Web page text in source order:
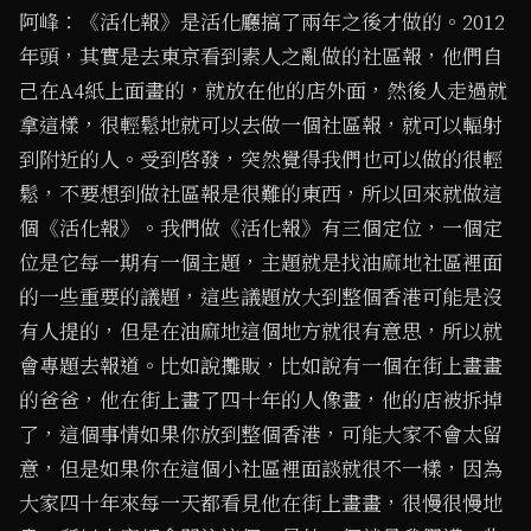
阿峰：《活化報》是活化廳搞了兩年之後才做的。2012
年頭，其實是去東京看到素人之亂做的社區報，他們自
己在A4紙上面畫的，就放在他的店外面，然後人走過就
拿這樣，很輕鬆地就可以去做一個社區報，就可以輻射
到附近的人。受到啓發，突然覺得我們也可以做的很輕
鬆，不要想到做社區報是很難的東西，所以回來就做這
個《活化報》。我們做《活化報》有三個定位，一個定
位是它每一期有一個主題，主題就是找油麻地社區裡面
的一些重要的議題，這些議題放大到整個香港可能是沒
有人提的，但是在油麻地這個地方就很有意思，所以就
會專題去報道。比如說攤販，比如說有一個在街上畫畫
的爸爸，他在街上畫了四十年的人像畫，他的店被拆掉
了，這個事情如果你放到整個香港，可能大家不會太留
意，但是如果你在這個小社區裡面談就很不一樣，因為
大家四十年來每一天都看見他在街上畫畫，很慢很慢地